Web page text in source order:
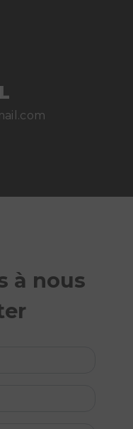
à nous